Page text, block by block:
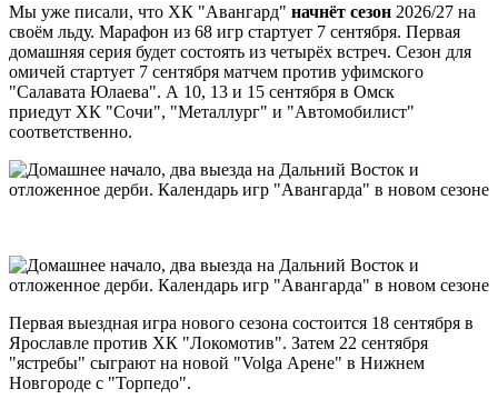
Мы уже писали, что ХК "Авангард" начнёт сезон 2026/27 на
своём льду. Марафон из 68 игр стартует 7 сентября. Первая
домашняя серия будет состоять из четырёх встреч. Сезон для
омичей стартует 7 сентября матчем против уфимского
"Салавата Юлаева". А 10, 13 и 15 сентября в Омск
приедут ХК "Сочи", "Металлург" и "Автомобилист"
соответственно.
Первая выездная игра нового сезона состоится 18 сентября в
Ярославле против ХК "Локомотив". Затем 22 сентября
"ястребы" сыграют на новой "Volga Арене" в Нижнем
Новгороде с "Торпедо".